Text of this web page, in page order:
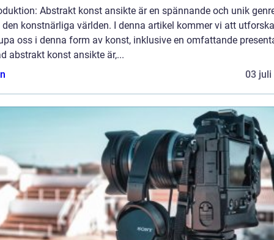
Abstrakt konst ansikte är en spännande och unik
konstnärliga världen. I denna artikel kommer vi att
oss i denna form av konst, inklusive en omfattande
abstrakt konst ansikte är,...
03 juli